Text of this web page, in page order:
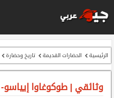
الرئيسية الحضارات القديمة تاريخ وحضارة
وثائقي | طوكوغاوا إيياسو-